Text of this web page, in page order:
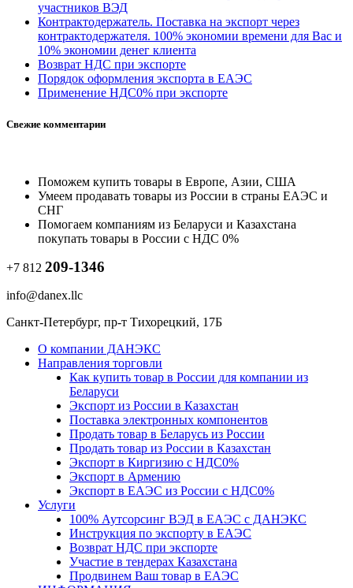
участников ВЭД
Контрактодержатель. Поставка на экспорт через
контрактодержателя. 100% экономии времени для Вас и
10% экономии денег клиента
Возврат НДС при экспорте
Порядок оформления экспорта в ЕАЭС
Применение НДС0% при экспорте
Свежие комментарии
Поможем купить товары в Европе, Азии, США
Умеем продавать товары из России в страны ЕАЭС и
СНГ
Помогаем компаниям из Беларуси и Казахстана
покупать товары в России с НДС 0%
+7 812 209-1346
info@danex.llc
Санкт-Петербург, пр-т Тихорецкий, 17Б
О компании ДАНЭКС
Направления торговли
Как купить товар в России для компании из
Беларуси
Экспорт из России в Казахстан
Поставка электронных компонентов
Продать товар в Беларусь из России
Продать товар из России в Казахстан
Экспорт в Киргизию с НДС0%
Экспорт в Армению
Экспорт в ЕАЭС из России с НДС0%
Услуги
100% Аутсорсинг ВЭД в ЕАЭС с ДАНЭКС
Инструкция по экспорту в ЕАЭС
Возврат НДС при экспорте
Участие в тендерах Казахстана
Продвинем Ваш товар в ЕАЭС